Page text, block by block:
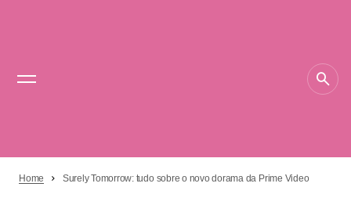
Home Surely Tomorrow: tudo sobre o novo dorama da Prime Video